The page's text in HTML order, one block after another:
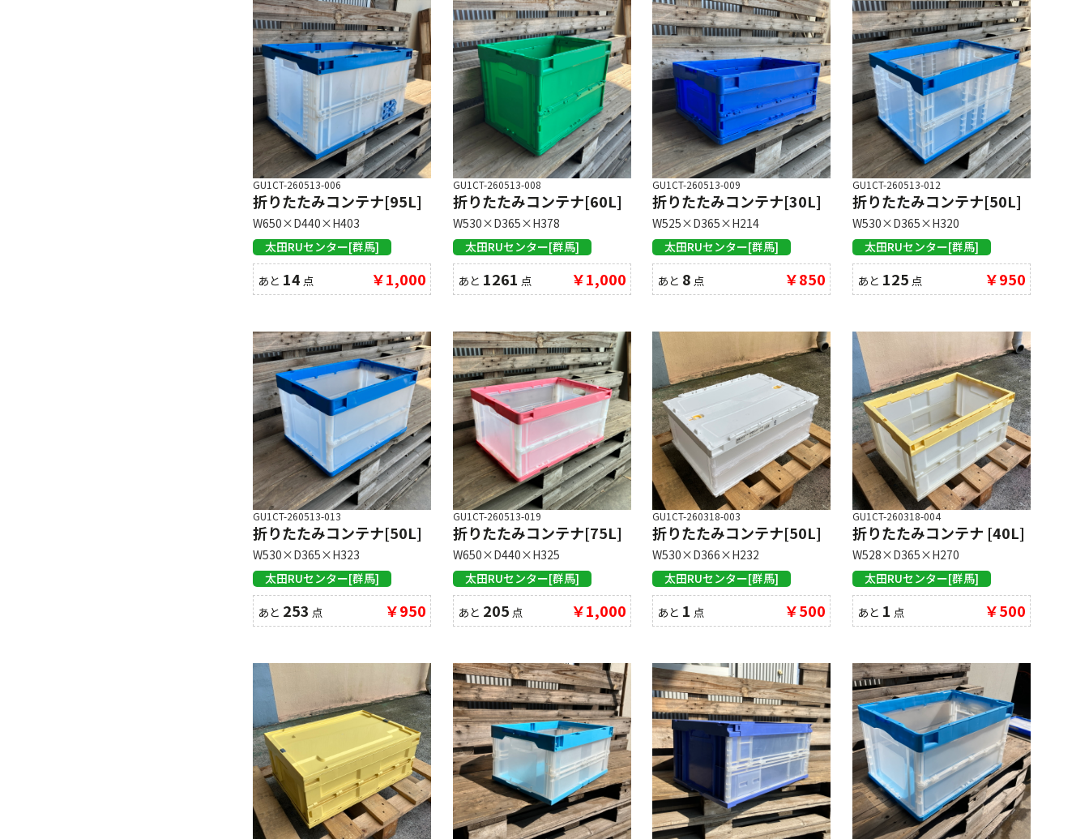
GU1CT-260513-006
折りたたみコンテナ[95L]
W650×D440×H403
太田RUセンター[群馬]
あと 14 点 ￥1,000
GU1CT-260513-008
折りたたみコンテナ[60L]
W530×D365×H378
太田RUセンター[群馬]
あと 1261 点 ￥1,000
GU1CT-260513-009
折りたたみコンテナ[30L]
W525×D365×H214
太田RUセンター[群馬]
あと 8 点 ￥850
GU1CT-260513-012
折りたたみコンテナ[50L]
W530×D365×H320
太田RUセンター[群馬]
あと 125 点 ￥950
GU1CT-260513-013
折りたたみコンテナ[50L]
W530×D365×H323
太田RUセンター[群馬]
あと 253 点 ￥950
GU1CT-260513-019
折りたたみコンテナ[75L]
W650×D440×H325
太田RUセンター[群馬]
あと 205 点 ￥1,000
GU1CT-260318-003
折りたたみコンテナ[50L]
W530×D366×H232
太田RUセンター[群馬]
あと 1 点 ￥500
GU1CT-260318-004
折りたたみコンテナ [40L]
W528×D365×H270
太田RUセンター[群馬]
あと 1 点 ￥500